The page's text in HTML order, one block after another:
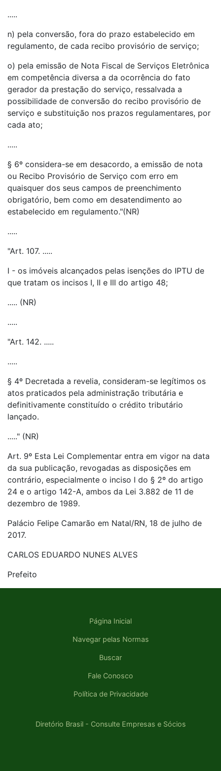
.....
n) pela conversão, fora do prazo estabelecido em
regulamento, de cada recibo provisório de serviço;
o) pela emissão de Nota Fiscal de Serviços Eletrônica
em competência diversa a da ocorrência do fato
gerador da prestação do serviço, ressalvada a
possibilidade de conversão do recibo provisório de
serviço e substituição nos prazos regulamentares, por
cada ato;
.....
§ 6º considera-se em desacordo, a emissão de nota
ou Recibo Provisório de Serviço com erro em
quaisquer dos seus campos de preenchimento
obrigatório, bem como em desatendimento ao
estabelecido em regulamento."(NR)
.....
"Art. 107. .....
I - os imóveis alcançados pelas isenções do IPTU de
que tratam os incisos I, II e III do artigo 48;
..... (NR)
.....
"Art. 142. .....
.....
§ 4º Decretada a revelia, consideram-se legítimos os
atos praticados pela administração tributária e
definitivamente constituído o crédito tributário
lançado.
....." (NR)
Art. 9º Esta Lei Complementar entra em vigor na data
da sua publicação, revogadas as disposições em
contrário, especialmente o inciso I do § 2º do artigo
24 e o artigo 142-A, ambos da Lei 3.882 de 11 de
dezembro de 1989.
Palácio Felipe Camarão em Natal/RN, 18 de julho de
2017.
CARLOS EDUARDO NUNES ALVES
Prefeito
Página Inicial
Navegar pelas Normas
Buscar
Fale Conosco
Política de Privacidade
Diretório Brasil - Consulte Empresas e Sócios